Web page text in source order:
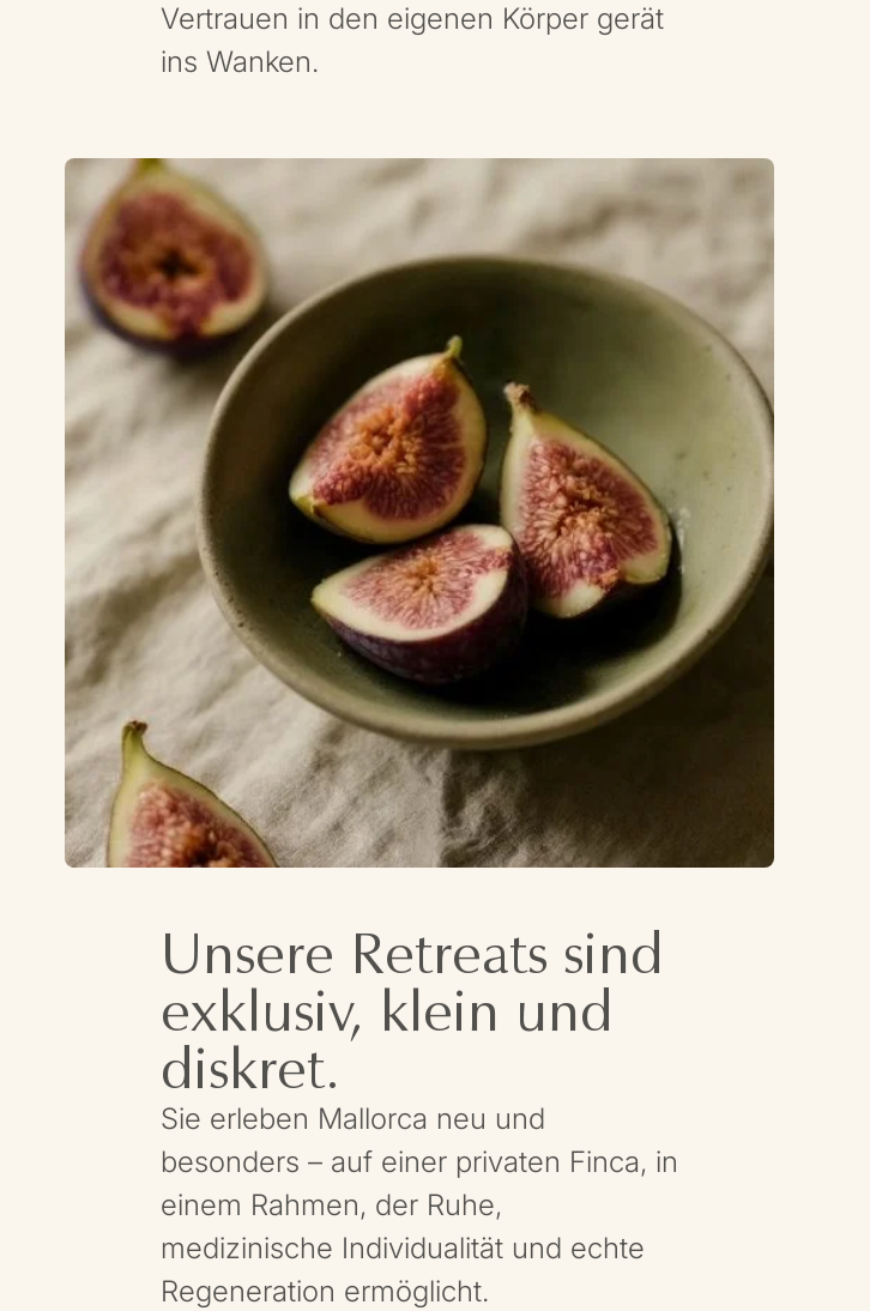
Vertrauen in den eigenen Körper gerät
ins Wanken.
Unsere Retreats sind
exklusiv, klein und
diskret.
Sie erleben Mallorca neu und
besonders – auf einer privaten Finca, in
einem Rahmen, der Ruhe,
medizinische Individualität und echte
Regeneration ermöglicht.